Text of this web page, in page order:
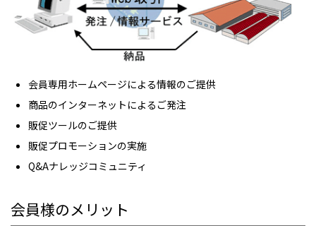
会員専用ホームページによる情報のご提供
商品のインターネットによるご発注
販促ツールのご提供
販促プロモーションの実施
Q&Aナレッジコミュニティ
会員様のメリット